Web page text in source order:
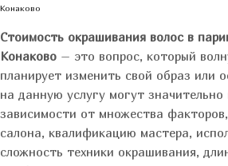
Конаково
Стоимость окрашивания волос в
Конаково – это вопрос, который
планирует изменить свой образ или
на данную услугу могут значительно
зависимости от множества
салона, квалификацию мастера,
сложность техники окрашивания,